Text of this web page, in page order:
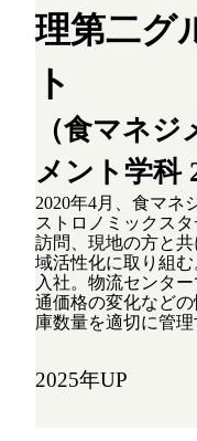
理第二グ
ト
（食マネ
メント学科
2020年4月、食マネ
ストロノミックス
訪問、現地の方と
域活性化に取り組
入社。物流センタ
通価格の変化など
庫数量を適切に管理
2025年UP